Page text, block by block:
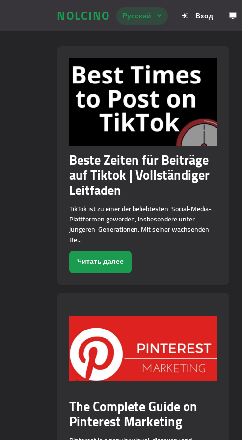
NOLCINO Русский Вход
Beste Zeiten für Beiträge
auf Tiktok | Vollständiger
Leitfaden
TikTok ist zu einer der beliebtesten Social-Media-
Plattformen geworden, insbesondere unter
jüngeren Generationen. Mit seiner wachsenden
Be...
Читать далее
The Complete Guide on
Pinterest Marketing